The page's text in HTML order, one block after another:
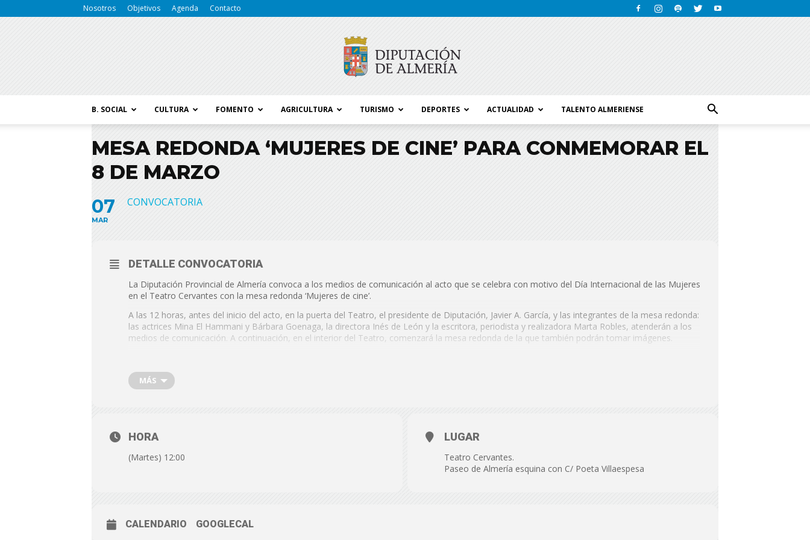
Nosotros Objetivos Agenda Contacto
B. SOCIAL CULTURA FOMENTO AGRICULTURA TURISMO DEPORTES ACTUALIDAD TALENTO ALMERIENSE
MESA REDONDA ‘MUJERES DE CINE’ PARA CONMEMORAR EL
8 DE MARZO
07
MAR
CONVOCATORIA
DETALLE CONVOCATORIA
La Diputación Provincial de Almería convoca a los medios de comunicación al acto que se celebra con motivo del Día Internacional de las Mujeres
en el Teatro Cervantes con la mesa redonda ‘Mujeres de cine’.
A las 12 horas, antes del inicio del acto, en la puerta del Teatro, el presidente de Diputación, Javier A. García, y las integrantes de la mesa redonda:
las actrices Mina El Hammani y Bárbara Goenaga, la directora Inés de León y la escritora, periodista y realizadora Marta Robles, atenderán a los
medios de comunicación. A continuación, en el interior del Teatro, comenzará la mesa redonda de la que también podrán tomar imágenes.
MÁS
HORA
(Martes) 12:00
LUGAR
Teatro Cervantes.
Paseo de Almería esquina con C/ Poeta Villaespesa
CALENDARIO GOOGLECAL